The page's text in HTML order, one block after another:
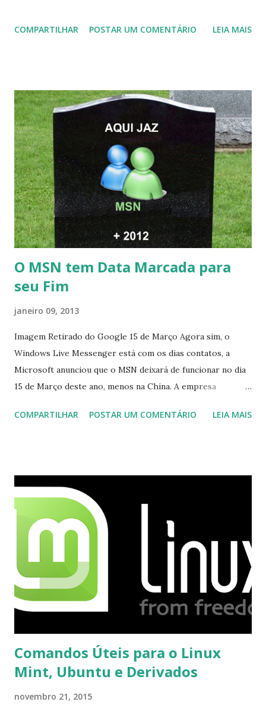
COMPARTILHAR POSTAR UM COMENTÁRIO LEIA MAIS
O MSN tem Data Marcada para
seu Fim
janeiro 09, 2013
Imagem Retirado do Google 15 de Março Agora sim, o
Windows Live Messenger está com os dias contatos, a
Microsoft anunciou que o MSN deixará de funcionar no dia
15 de Março deste ano, menos na China. A empresa
integrado com o serviço do MSN, segundo a empresa, os
o Windows Live (assim como muitos profissionais de TI) ,
mesmo na versão para Linux, claro, sempre existem outras
opções e o Pidgin, que se mostra como opção.
COMPARTILHAR POSTAR UM COMENTÁRIO LEIA MAIS
Comandos Úteis para o Linux
Mint, Ubuntu e Derivados
novembro 21, 2015